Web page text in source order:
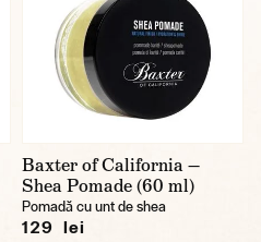
Baxter of California —
Shea Pomade (60 ml)
Pomadă cu unt de shea
129 lei